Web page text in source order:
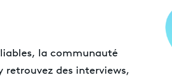
la communauté
retrouvez des interviews,